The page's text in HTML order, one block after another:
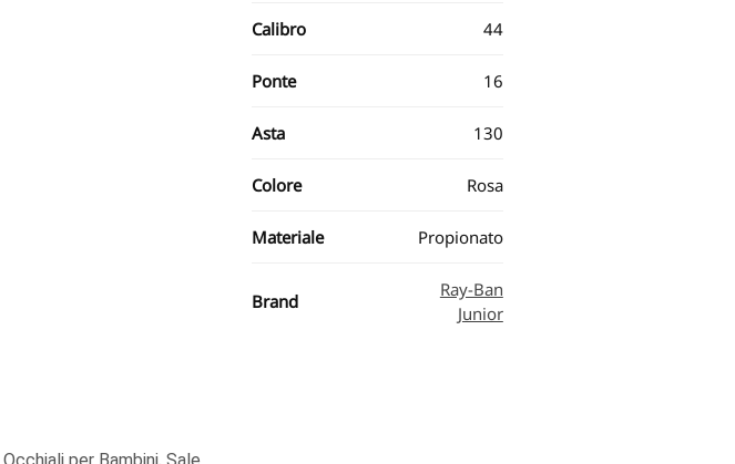
Calibro 44
Ponte 16
Asta 130
Colore Rosa
Materiale Propionato
Brand
Ray-Ban
Junior